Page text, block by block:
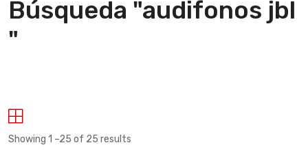
Búsqueda "audifonos jbl
"
Showing 1 –25 of 25 results